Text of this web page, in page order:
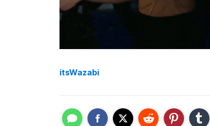
itsWazabi